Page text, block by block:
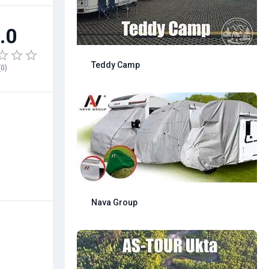
0) Teddy Camp
Nava Group